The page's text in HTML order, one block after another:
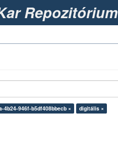
Repozitórium
4b24-946f-b5df408bbecb × digitális ×